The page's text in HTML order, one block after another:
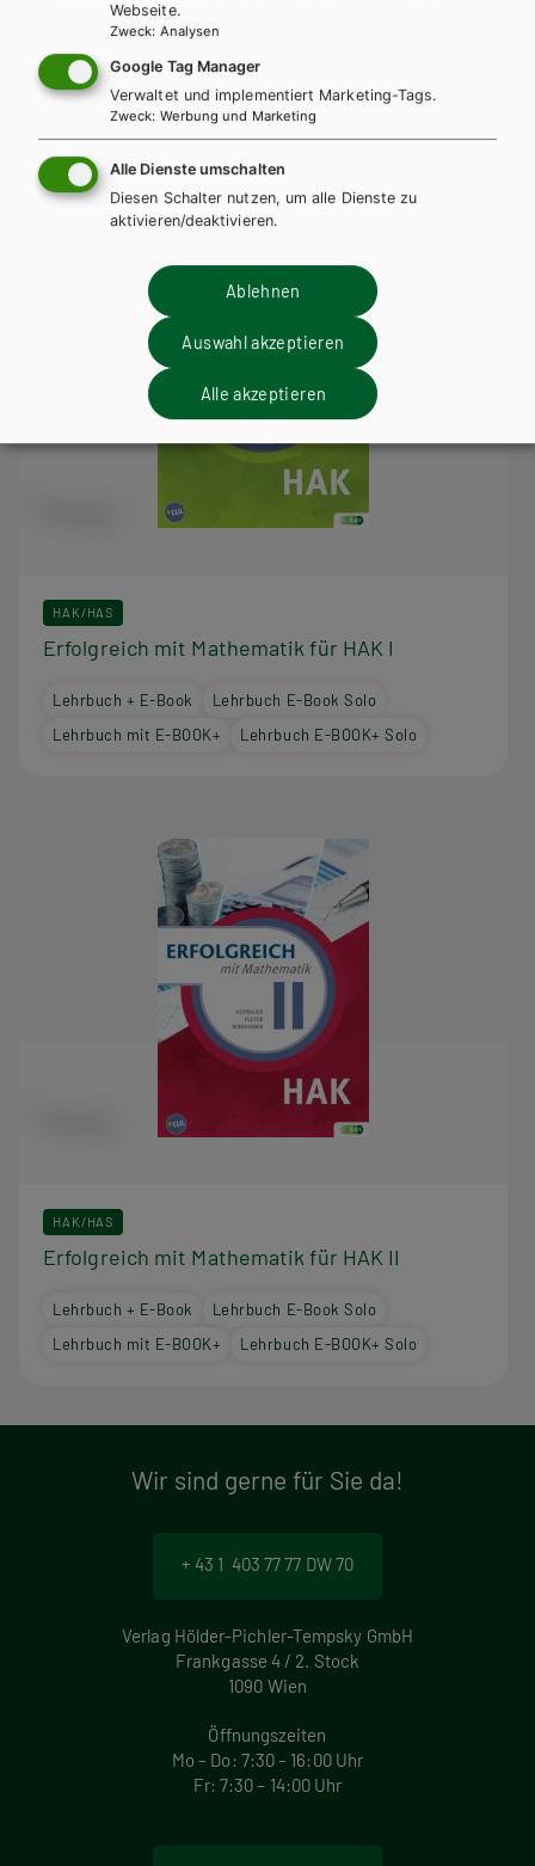
Weitere Bände dieser
Schulbuchreihe
HAK/HAS
Erfolgreich mit Mathematik für HAK I
Lehrbuch + E-Book
Lehrbuch E-Book Solo
Lehrbuch mit E-BOOK+
Lehrbuch E-BOOK+ Solo
HAK/HAS
Erfolgreich mit Mathematik für HAK II
Lehrbuch + E-Book
Lehrbuch E-Book Solo
Lehrbuch mit E-BOOK+
Lehrbuch E-BOOK+ Solo
Wir sind gerne für Sie da!
+ 43 1 403 77 77 DW 70
Verlag Hölder-Pichler-Tempsky GmbH
Frankgasse 4 / 2. Stock
1090 Wien
Öffnungszeiten
Mo – Do: 7:30 – 16:00 Uhr
Fr: 7:30 – 14:00 Uhr
Webseite.
Zweck: Analysen
Google Tag Manager
Verwaltet und implementiert Marketing-Tags.
Zweck: Werbung und Marketing
Alle Dienste umschalten
Diesen Schalter nutzen, um alle Dienste zu
aktivieren/deaktivieren.
Ablehnen
Auswahl akzeptieren
Alle akzeptieren